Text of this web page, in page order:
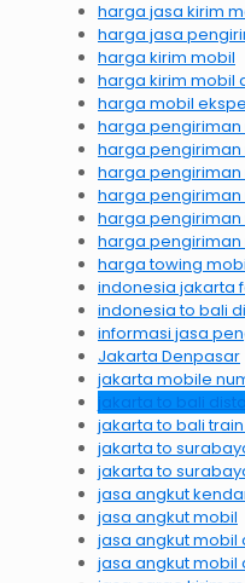
harga jasa kirim
harga jasa
harga kirim mobil
harga kirim mobil
harga mobil
harga pengiriman
harga
harga
harga
harga
harga
harga towing
indonesia jakarta
indonesia to bali
informasi jasa
Jakarta Denpasar
jakarta mobile
jakarta to bali
jakarta to bali
jakarta to
jakarta to
jasa angkut
jasa angkut mobil
jasa angkut mobil
jasa angkut mobil